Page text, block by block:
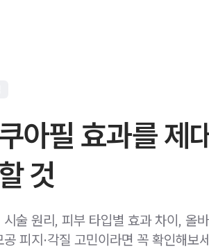
아필 효과를 제
것
술 원리, 피부 타입별 효과 차이, 올
피지·각질 고민이라면 꼭 확인해보